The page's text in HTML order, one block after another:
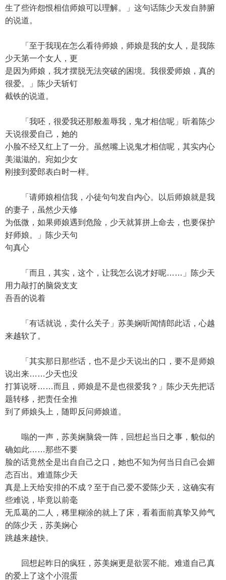
生了些许怨恨相信师娘可以理解。」这句话陈少天发自肺腑
的说道。
「至于我现在怎么看待师娘，师娘是我的女人，是我陈
少天第一个女人，更
是因为师娘，我才摆脱无法突破的困境。我很爱师娘，真的
很爱。」陈少天斩钉
截铁的说道。
「我呸，很爱我还那般羞辱我，鬼才相信呢」听着陈少
天说很爱自己，她的
小脸不经又红上了一分。虽然嘴上说鬼才相信呢，其实内心
美滋滋的。宛如少女
刚接到爱郎表白时一样。
「请师娘相信我，小徒句句发自内心。以后师娘就是我
的妻子，虽然少天修
为低微，如果师娘遇到危险，少天就算拼上命去，也要保护
好师娘。」陈少天句
句真心
「而且，其实，这个，让我怎么说才好呢……」陈少天
用力敲打的脑袋支支
吾吾的说着
「有话就说，卖什么关子」苏美娴听闻情郎此话，心越
来越软了。
「其实那日那些话，也不是少天说出的口，要不是师娘
说出来……少天也没
打算说呀……而且，师娘是不是也很爱我？」陈少天先把话
题转移，把责任全推
到了师娘头上，随即反问师娘道。
嗡的一声，苏美娴脑袋一阵，回想起当日之事，貌似的
确如此……那些不要
脸的话竟然全是出自自己之口，她也不知为何当日自己会媚
态百出。难道陈少天
真是上天给安排的不成？至于自己爱不爱陈少天，这确实有
些难说，毕竟以前毫
无瓜葛的二人，稀里糊涂的就上了床，看着面前真挚又帅气
的陈少天，苏美娴心
跳越来越快。
回想起昨日的疯狂，苏美娴更是欲罢不能。难道自己真
的爱上了这个小混蛋